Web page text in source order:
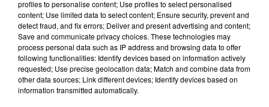
VENEZ FÊTER CE WEEK-END
L'ANNIVERSAIRE DE WOINIC
Ce samedi 8 août sera un grand jour :
l'anniversaire du plus gros sanglier du monde.
Une fête est donc organisée et vous êtes tous
TITRES DIFFUSÉS
profiles to personalise content; Use profiles to select personalised
content; Use limited data to select content; Ensure security, prevent and
detect fraud, and fix errors; Deliver and present advertising and content;
Save and communicate privacy choices. These technologies may
process personal data such as IP address and browsing data to offer
following functionalities: Identify devices based on information actively
requested; Use precise geolocation data; Match and combine data from
other data sources; Link different devices; Identify devices based on
information transmitted automatically.